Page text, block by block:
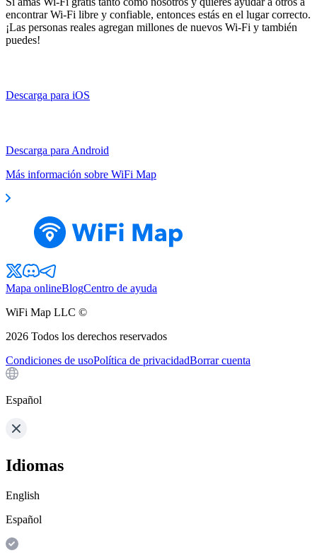
encontrar Wi-Fi libre y confiable, entonces estás en el lugar correcto.
¡Las personas reales agregan millones de nuevos Wi-Fi y también
puedes!
Descarga para iOS
Descarga para Android
Más información sobre WiFi Map
Mapa onlineBlogCentro de ayuda
WiFi Map LLC ©
2026 Todos los derechos reservados
Condiciones de usoPolítica de privacidadBorrar cuenta
Español
Idiomas
English
Español